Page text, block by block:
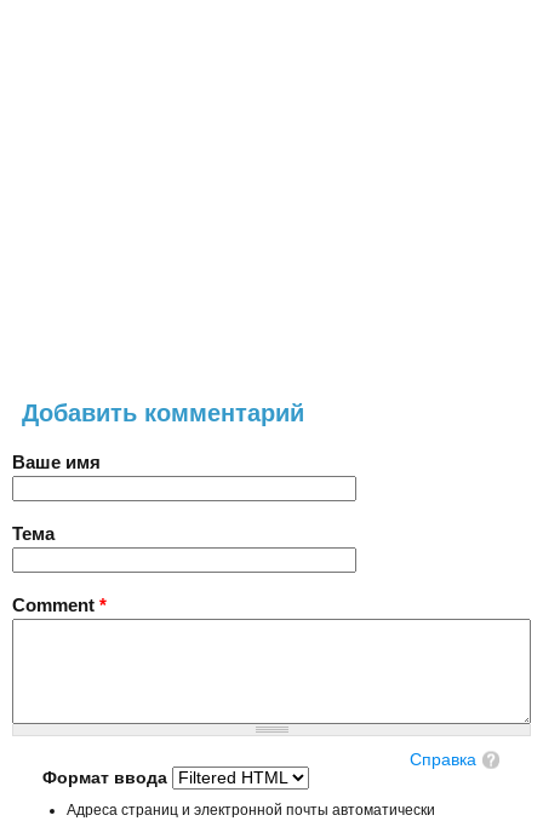
Добавить комментарий
Ваше имя
Тема
Comment *
Справка
Формат ввода
Адреса страниц и электронной почты автоматически